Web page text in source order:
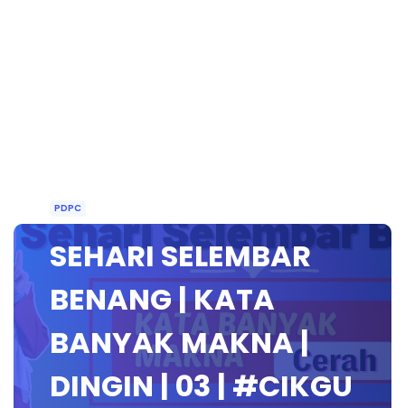
PDPC
SEHARI SELEMBAR
BENANG | KATA
BANYAK MAKNA |
DINGIN | 03 | #CIKGU